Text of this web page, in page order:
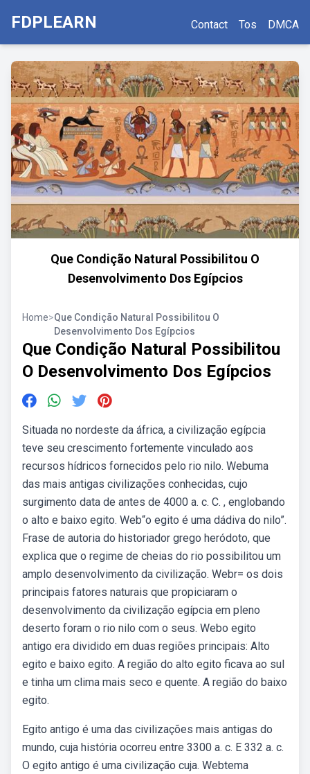
FDPLEARN Contact Tos DMCA
Que Condição Natural Possibilitou O
Desenvolvimento Dos Egípcios
Home>Que Condição Natural Possibilitou O
Desenvolvimento Dos Egípcios
Que Condição Natural Possibilitou
O Desenvolvimento Dos Egípcios
Situada no nordeste da áfrica, a civilização egípcia
teve seu crescimento fortemente vinculado aos
recursos hídricos fornecidos pelo rio nilo. Webuma
das mais antigas civilizações conhecidas, cujo
surgimento data de antes de 4000 a. c. C. , englobando
o alto e baixo egito. Web“o egito é uma dádiva do nilo”.
Frase de autoria do historiador grego heródoto, que
explica que o regime de cheias do rio possibilitou um
amplo desenvolvimento da civilização. Webr= os dois
principais fatores naturais que propiciaram o
desenvolvimento da civilização egípcia em pleno
deserto foram o rio nilo com o seus. Webo egito
antigo era dividido em duas regiões principais: Alto
egito e baixo egito. A região do alto egito ficava ao sul
e tinha um clima mais seco e quente. A região do baixo
egito.
Egito antigo é uma das civilizações mais antigas do
mundo, cuja história ocorreu entre 3300 a. c. E 332 a. c.
O egito antigo é uma civilização cuja. Webtema